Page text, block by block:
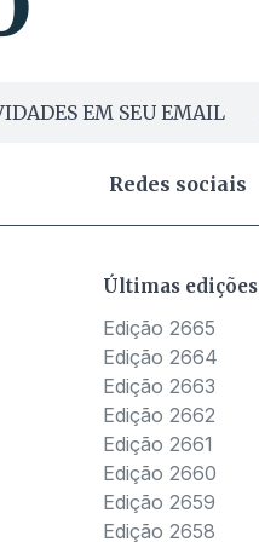
EM SEU EMAIL
Redes sociais
Últimas edições
Edição 2665
Edição 2664
Edição 2663
Edição 2662
Edição 2661
Edição 2660
Edição 2659
Edição 2658